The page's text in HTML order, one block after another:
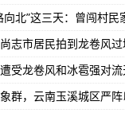
新传感器技术使美国军用
军用飞机和直升机在俄罗
最大的方格旗演习在廷德
为什么F-35B是F-35A和
志市居民拍到龙卷风